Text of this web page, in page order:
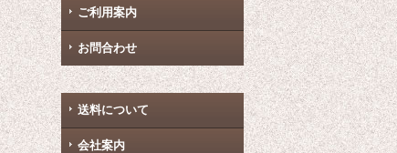
ご利用案内
お問合わせ
送料について
会社案内